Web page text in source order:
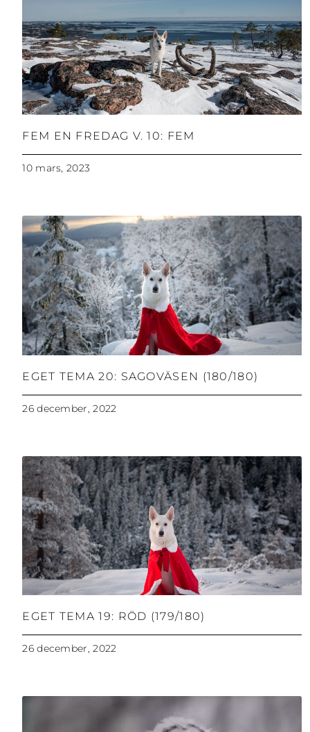
FEM EN FREDAG V. 10: FEM
10 mars, 2023
EGET TEMA 20: SAGOVÄSEN (180/180)
26 december, 2022
EGET TEMA 19: RÖD (179/180)
26 december, 2022